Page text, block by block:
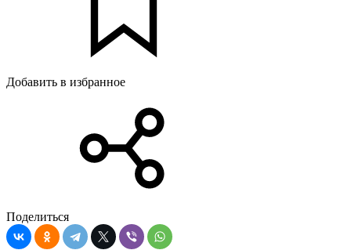
Добавить в избранное
Поделиться